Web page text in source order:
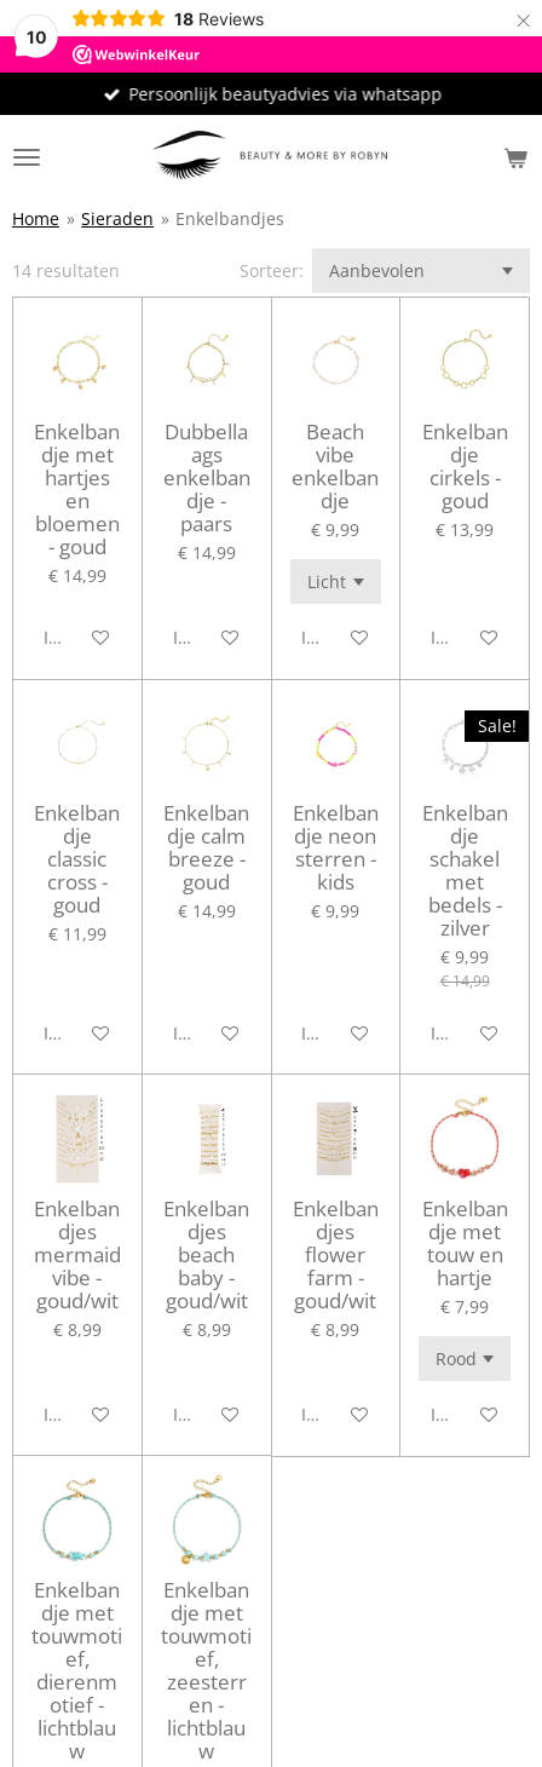
10
18 Reviews ×
Persoonlijk beautyadvies via whatsapp
Home » Sieraden » Enkelbandjes
14 resultaten Sorteer:
Enkelban
dje met
hartjes
en
bloemen
- goud
€ 14,99
In winkelwagen
Dubbella
ags
enkelban
dje -
paars
€ 14,99
In winkelwagen
Beach
vibe
enkelban
dje
€ 9,99
In winkelwagen
Enkelban
dje
cirkels -
goud
€ 13,99
In
Enkelban
dje
classic
cross -
goud
€ 11,99
In winkelwagen
Enkelban
dje calm
breeze -
goud
€ 14,99
In winkelwagen
Enkelban
dje neon
sterren -
kids
€ 9,99
In winkelwagen
Sale!
Enkelban
dje
schakel
met
bedels -
zilver
€ 9,99
€ 14,99
In
Enkelban
djes
mermaid
vibe -
goud/wit
€ 8,99
In winkelwagen
Enkelban
djes
beach
baby -
goud/wit
€ 8,99
In winkelwagen
Enkelban
djes
flower
farm -
goud/wit
€ 8,99
In winkelwagen
Enkelban
dje met
touw en
hartje
€ 7,99
In
Enkelban
dje met
touwmoti
ef,
dierenm
otief -
lichtblau
w
Enkelban
dje met
touwmoti
ef,
zeesterr
en -
lichtblau
w